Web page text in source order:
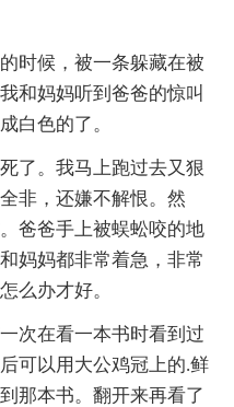
时候，被一条躲藏在被
和妈妈听到爸爸的惊叫
白色的了。
了。我马上跑过去又狠
非，还嫌不解恨。然
爸爸手上被蜈蚣咬的地
妈妈都非常着急，非常
么办才好。
次在看一本书时看到过
可以用大公鸡冠上的.鲜
那本书。翻开来再看了